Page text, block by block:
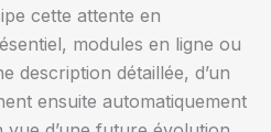
cette attente en
modules en ligne ou
description détaillée, d’un
ensuite automatiquement